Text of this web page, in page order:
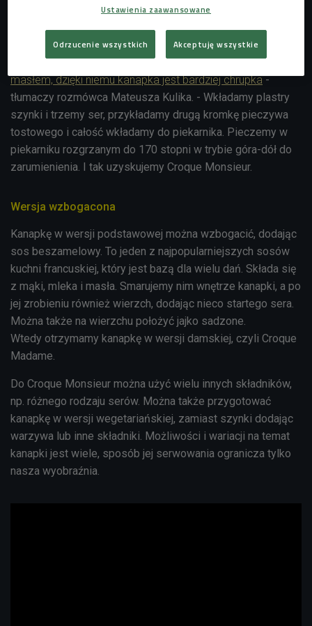
starty, żeby łatwo się rozpuścił pod wpływem ciepła.
Kroimy pieczywo tostowe, niektórzy pozbywają się
twardszych skórek i pozostawiają sam miąższ. Smarujemy
masłem, dzięki niemu kanapka jest bardziej chrupka-
tłumaczy rozmówca Mateusza Kulika. - Wkładamy plastry
szynki i trzemy ser, przykładamy drugą kromkę pieczywa
tostowego i całość wkładamy do piekarnika. Pieczemy w
piekarniku rozgrzanym do 170 stopni w trybie góra-dół do
zarumienienia. I tak uzyskujemy Croque Monsieur.
Wersja wzbogacona
Kanapkę w wersji podstawowej można wzbogacić, dodając
sos beszamelowy. To jeden z najpopularniejszych sosów
kuchni francuskiej, który jest bazą dla wielu dań. Składa się
z mąki, mleka i masła. Smarujemy nim wnętrze kanapki, a po
jej zrobieniu również wierzch, dodając nieco startego sera.
Można także na wierzchu położyć jajko sadzone.
Wtedy otrzymamy kanapkę w wersji damskiej, czyli Croque
Madame.
Do Croque Monsieur można użyć wielu innych składników,
np. różnego rodzaju serów. Można także przygotować
kanapkę w wersji wegetariańskiej, zamiast szynki dodając
warzywa lub inne składniki. Możliwości i wariacji na temat
kanapki jest wiele, sposób jej serwowania ogranicza tylko
nasza wyobraźnia.
Ustawienia zaawansowane
Odrzucenie wszystkich Akceptuję wszystkie